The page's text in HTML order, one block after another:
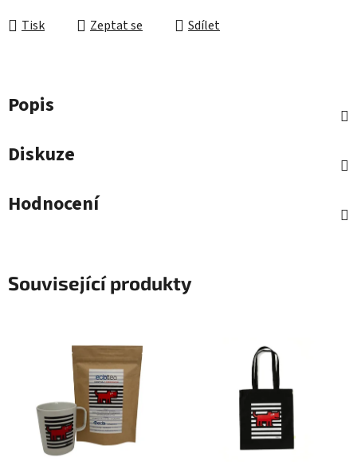
Tisk Zeptat se Sdílet
Popis
Diskuze
Hodnocení
Související produkty